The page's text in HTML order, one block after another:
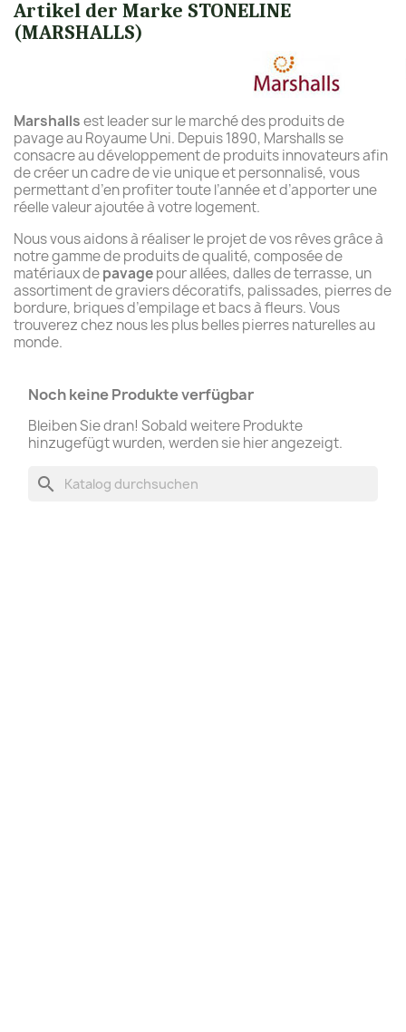
Artikel der Marke STONELINE
(MARSHALLS)
Marshallsest leader sur le marché des produits de
pavage au Royaume Uni. Depuis 1890, Marshalls se
consacre au développement de produits innovateurs afin
de créer un cadre de vie unique et personnalisé, vous
permettant d’en profiter toute l’année et d’apporter une
réelle valeur ajoutée à votre logement.
Nous vous aidons à réaliser le projet de vos rêves grâce à
notre gamme de produits de qualité, composée de
matériaux depavagepour allées, dalles de terrasse, un
assortiment de graviers décoratifs, palissades, pierres de
bordure, briques d’empilage et bacs à fleurs. Vous
trouverez chez nous les plus belles pierres naturelles au
monde.
Noch keine Produkte verfügbar
Bleiben Sie dran! Sobald weitere Produkte
hinzugefügt wurden, werden sie hier angezeigt.
search